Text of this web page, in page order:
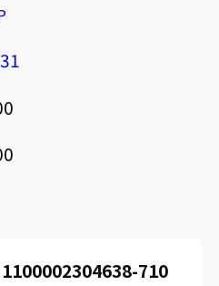
1100002304638-710